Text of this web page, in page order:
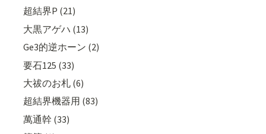
超結界P (21)
大黒アゲハ (13)
Ge3的逆ホーン (2)
要石125 (33)
大祓のお札 (6)
超結界機器用 (83)
萬通幹 (33)